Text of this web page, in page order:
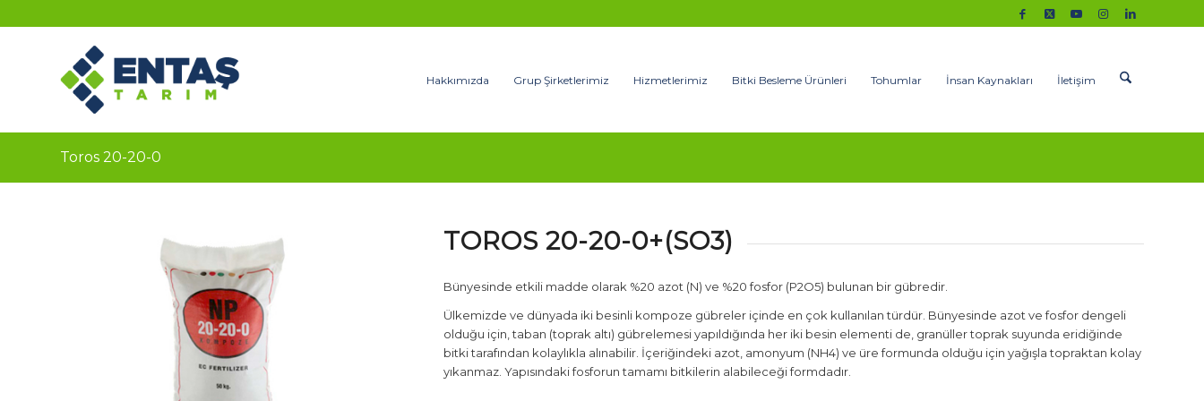
Hakkımızda Grup Şirketlerimiz Hizmetlerimiz Bitki Besleme Ürünleri Tohumlar İnsan Kaynakları İletişim
Toros 20-20-0
TOROS 20-20-0+(SO3)
Bünyesinde etkili madde olarak %20 azot (N) ve %20 fosfor (P2O5) bulunan bir gübredir.
Ülkemizde ve dünyada iki besinli kompoze gübreler içinde en çok kullanılan türdür. Bünyesinde azot ve fosfor dengeli
olduğu için, taban (toprak altı) gübrelemesi yapıldığında her iki besin elementi de, granüller toprak suyunda eridiğinde
bitki tarafından kolaylıkla alınabilir. İçeriğindeki azot, amonyum (NH4) ve üre formunda olduğu için yağışla topraktan kolay
yıkanmaz. Yapısındaki fosforun tamamı bitkilerin alabileceği formdadır.